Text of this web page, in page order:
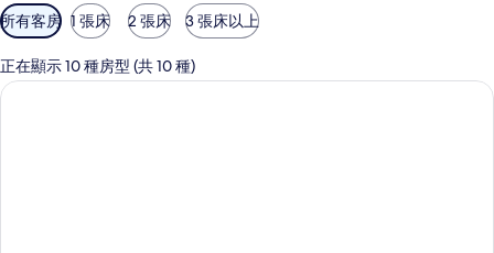
可
用
嘅
客
所有客房 1 張床 2 張床 3 張床以上
正在顯示 10 種房型 (共 10 種)